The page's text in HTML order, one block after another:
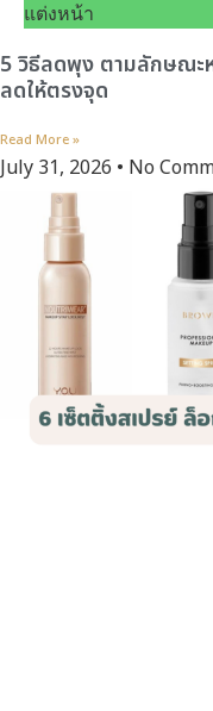
แต่งหน้า
5 วิธีลดพุง ตามลักษณะ
ลดให้ตรงจุด
Read More »
July 31, 2026 No